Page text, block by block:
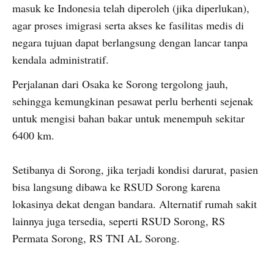
masuk ke Indonesia telah diperoleh (jika diperlukan),
agar proses imigrasi serta akses ke fasilitas medis di
negara tujuan dapat berlangsung dengan lancar tanpa
kendala administratif.
Perjalanan dari Osaka ke Sorong tergolong jauh,
sehingga kemungkinan pesawat perlu berhenti sejenak
untuk mengisi bahan bakar untuk menempuh sekitar
6400 km.
Setibanya di Sorong, jika terjadi kondisi darurat, pasien
bisa langsung dibawa ke RSUD Sorong karena
lokasinya dekat dengan bandara. Alternatif rumah sakit
lainnya juga tersedia, seperti RSUD Sorong, RS
Permata Sorong, RS TNI AL Sorong.